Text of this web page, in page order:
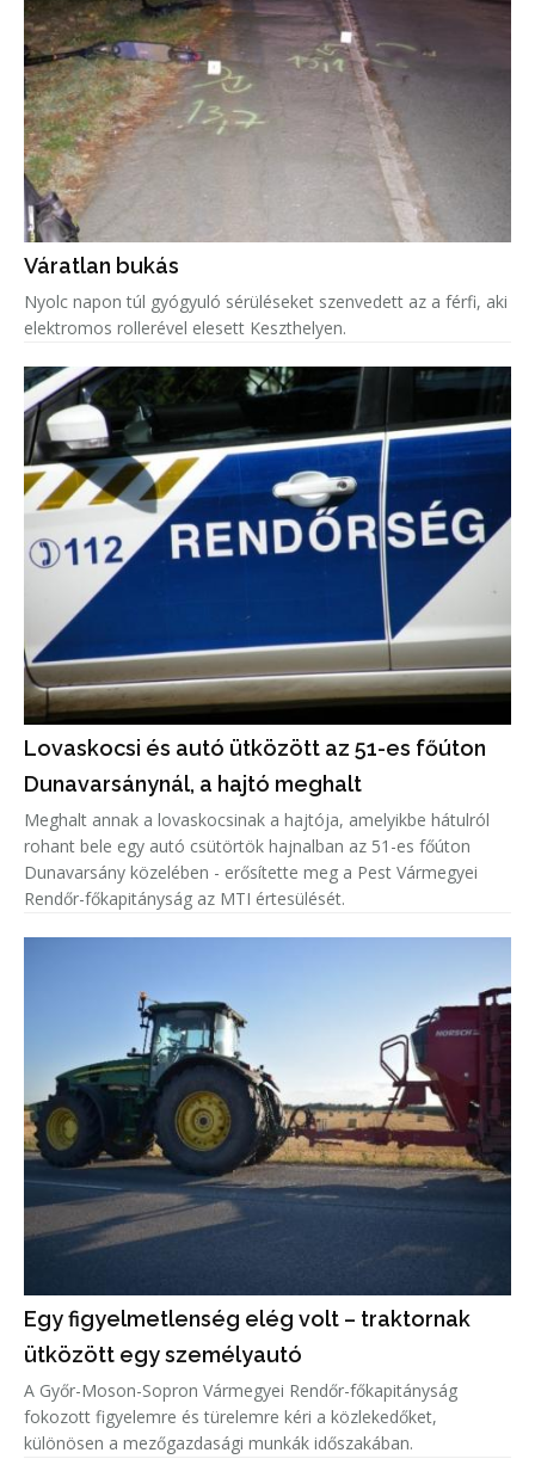
Váratlan bukás
Nyolc napon túl gyógyuló sérüléseket szenvedett az a férfi, aki
elektromos rollerével elesett Keszthelyen.
Lovaskocsi és autó ütközött az 51-es főúton
Dunavarsánynál, a hajtó meghalt
Meghalt annak a lovaskocsinak a hajtója, amelyikbe hátulról
rohant bele egy autó csütörtök hajnalban az 51-es főúton
Dunavarsány közelében - erősítette meg a Pest Vármegyei
Rendőr-főkapitányság az MTI értesülését.
Egy figyelmetlenség elég volt – traktornak
ütközött egy személyautó
A Győr-Moson-Sopron Vármegyei Rendőr-főkapitányság
fokozott figyelemre és türelemre kéri a közlekedőket,
különösen a mezőgazdasági munkák időszakában.